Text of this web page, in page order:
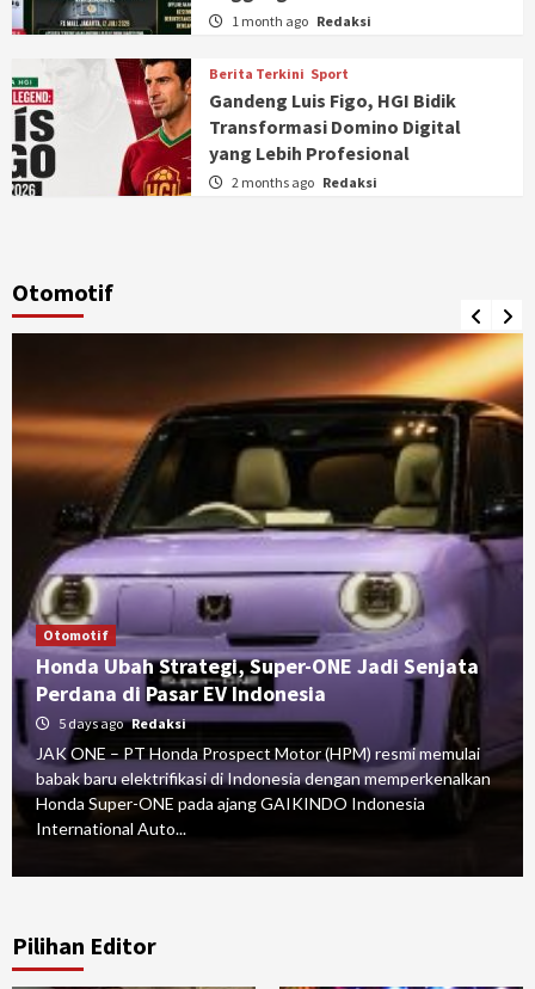
1 month ago Redaksi
Berita Terkini Sport
Gandeng Luis Figo, HGI Bidik
Transformasi Domino Digital
yang Lebih Profesional
2 months ago Redaksi
Otomotif
Otomotif
Honda Ubah Strategi, Super-ONE Jadi Senjata
Perdana di Pasar EV Indonesia
5 days ago Redaksi
JAK ONE – PT Honda Prospect Motor (HPM) resmi memulai
babak baru elektrifikasi di Indonesia dengan memperkenalkan
Honda Super-ONE pada ajang GAIKINDO Indonesia
International Auto...
Pilihan Editor